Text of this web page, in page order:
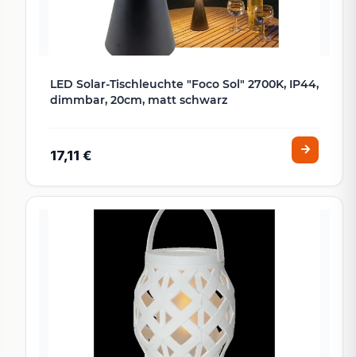
LED Solar-Tischleuchte "Foco Sol" 2700K, IP44,
dimmbar, 20cm, matt schwarz
17,11 €